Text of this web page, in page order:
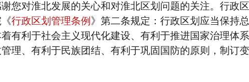
对淮北发展的关心和对淮北区划问题的关注。行政区
行政区划管理条例 》第二条规定：行政区划应当保持
有利于社会主义现代化建设、有利于推进国家治理体
理、有利于民族团结、有利于巩固国防的原则，制订